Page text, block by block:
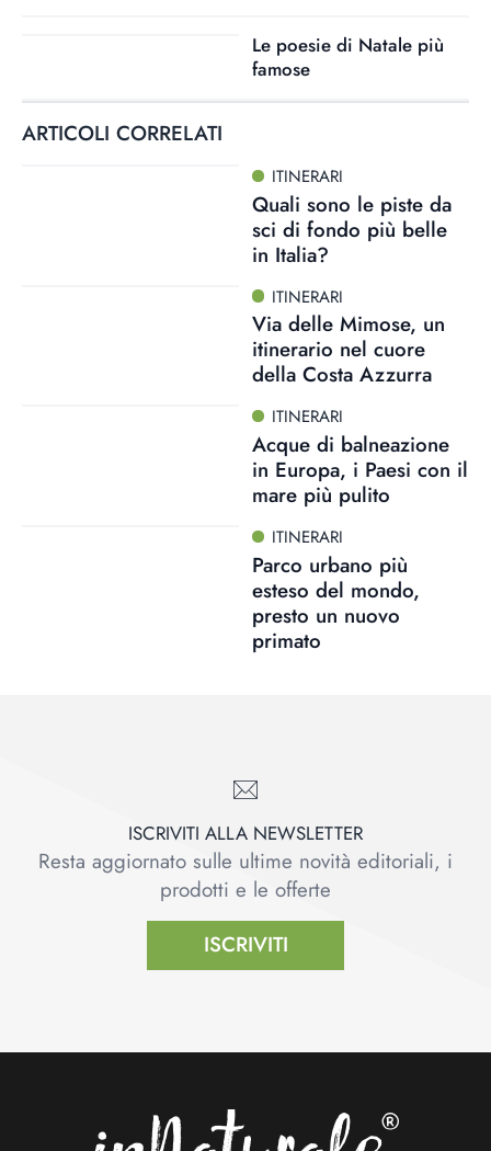
Le poesie di Natale più
famose
ARTICOLI CORRELATI
ITINERARI
Quali sono le piste da
sci di fondo più belle
in Italia?
ITINERARI
Via delle Mimose, un
itinerario nel cuore
della Costa Azzurra
ITINERARI
Acque di balneazione
in Europa, i Paesi con il
mare più pulito
ITINERARI
Parco urbano più
esteso del mondo,
presto un nuovo
primato
ISCRIVITI ALLA NEWSLETTER
Resta aggiornato sulle ultime novità editoriali, i
prodotti e le offerte
ISCRIVITI